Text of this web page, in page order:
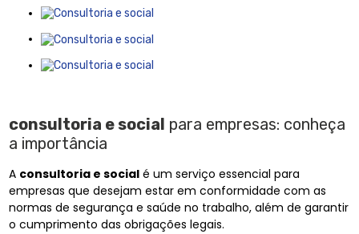
consultoria e social para empresas: conheça
a importância
A consultoria e social é um serviço essencial para
empresas que desejam estar em conformidade com as
normas de segurança e saúde no trabalho, além de garantir
o cumprimento das obrigações legais.